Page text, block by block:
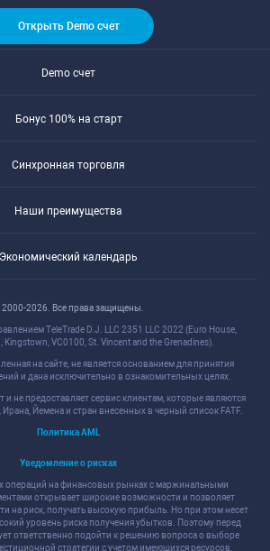
Открыть Demo счет
Demo счет
Бонус 100% на старт
Синхронная торговля
Наши преимущества
Экономический календарь
2000-2026. Все права защищены.
TeleTrade D.J. LLC 2351 LLC 2022 (Euro House,
Kingstown, VC0100, St. Vincent and the Grenadines).
на сайте, не является основанием для принятия
и дана исключительно в ознакомительных целях.
и не предоставляет сервис клиентам, которые являются
Йемена и стран внесенных в черный список FATF.
Политика AML
Уведомление о рисках
операций на финансовых рынках с маржинальными
открывает широкие возможности и позволяет
на риск, получать высокую прибыль. Но при этом несет
уровень риска получения убытков. Поэтому перед
ответственно подойти к решению вопроса о выборе
стратегии с учетом имеющихся ресурсов.